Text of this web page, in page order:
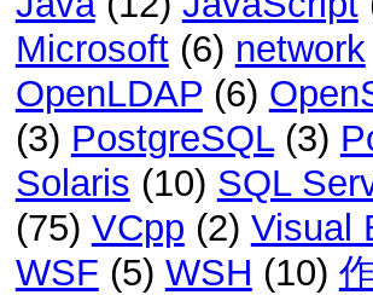
Microsoft(6) network
OpenLDAP (6)
(3) PostgreSQL(3)
Solaris (10) SQL
(75) VCpp (2) Visual
WSF (5) WSH (10)